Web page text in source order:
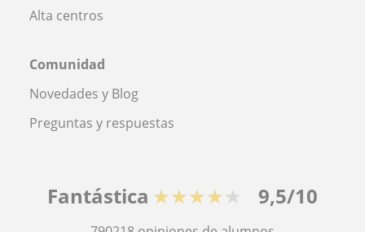
Alta centros
Comunidad
Novedades y Blog
Preguntas y respuestas
Fantástica ★★★★★ 9,5/10